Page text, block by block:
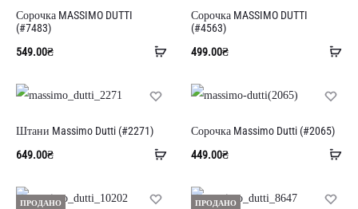
Додати
кошик
Сорочка MASSIMO DUTTI
(#7483)
549.00₴
Сорочка MASSIMO DUTTI
(#4563)
499.00₴
Додати
кошик
Штани Massimo Dutti (#2271)
649.00₴
Сорочка Massimo Dutti (#2065)
449.00₴
ПРОДАНО ПРОДАНО